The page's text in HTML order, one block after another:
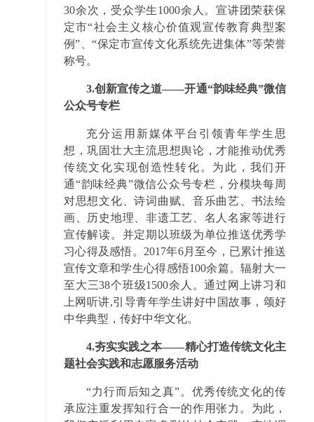
30余次，受众学生1000余人。宣讲团荣获保
定市“社会主义核心价值观宣传教育典型案
例”、“保定市宣传文化系统先进集体”等荣誉
称号。
3.创新宣传之道——开通“韵味经典”微信
公众号专栏
充分运用新媒体平台引领青年学生思
想，巩固壮大主流思想舆论，才能推动优秀
传统文化实现创造性转化。为此，我们开
通“韵味经典”微信公众号专栏，分模块每周
对思想文化、诗词曲赋、音乐曲艺、书法绘
画、历史地理、非遗工艺、名人名家等进行
宣传解读。并定期以班级为单位推送优秀学
习心得及感悟。2017年6月至今，已累计推送
宣传文章和学生心得感悟100余篇。辐射大一
至大三38个班级1500余人。通过网上讲习和
上网听讲,引导青年学生讲好中国故事，颂好
中华典型，传好中华文化。
4.夯实实践之本——精心打造传统文化主
题社会实践和志愿服务活动
“力行而后知之真”。优秀传统文化的传
承应注重发挥知行合一的作用张力。为此，